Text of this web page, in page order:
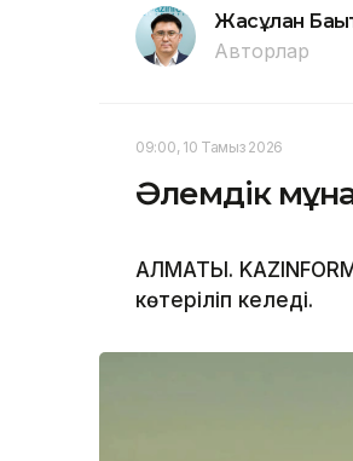
Жасұлан
Авторлар
09:00, 10 Тамыз 2026
Әлемдік
АЛМАТЫ.
көтеріліп келеді.